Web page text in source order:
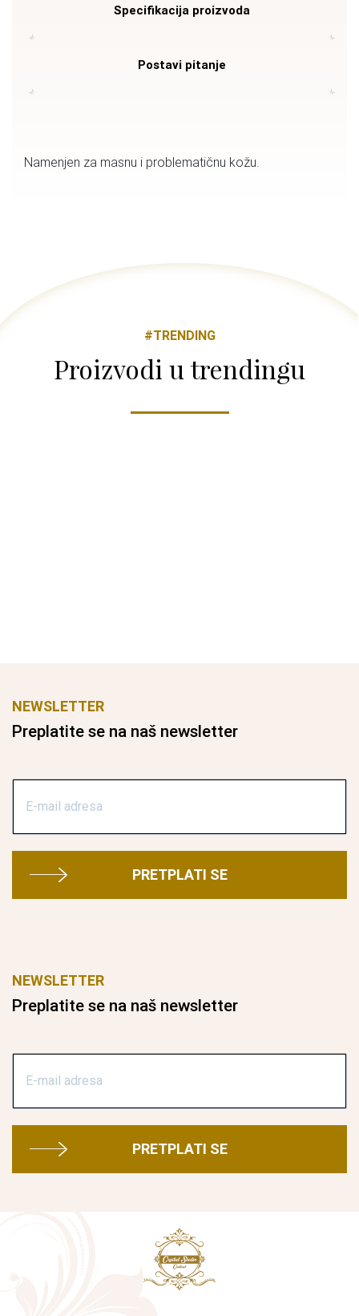
Specifikacija proizvoda
Postavi pitanje
Namenjen za masnu i problematičnu kožu.
#TRENDING
Proizvodi u trendingu
NEWSLETTER
Preplatite se na naš newsletter
PRETPLATI SE
NEWSLETTER
Preplatite se na naš newsletter
PRETPLATI SE